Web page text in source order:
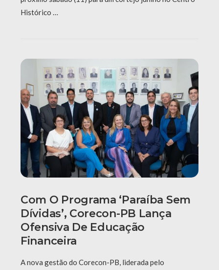
Histórico …
Com O Programa ‘Paraíba Sem
Dívidas’, Corecon-PB Lança
Ofensiva De Educação
Financeira
A nova gestão do Corecon-PB, liderada pelo